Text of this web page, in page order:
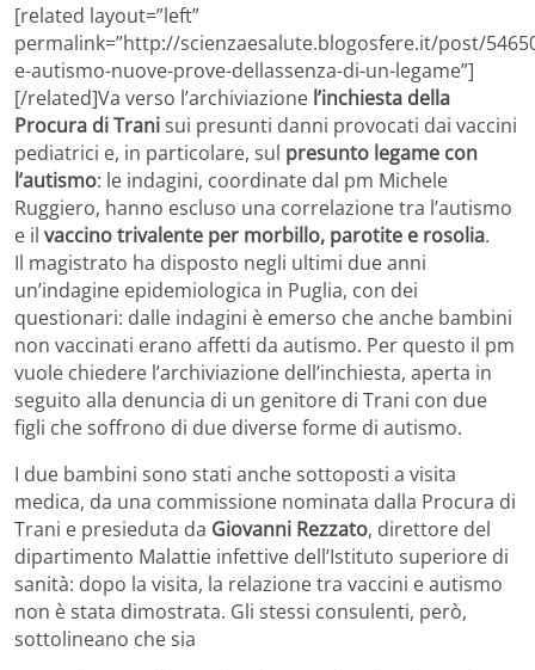
[related layout=”left”
permalink=”http://scienzaesalute.blogosfere.it/post/
e-autismo-nuove-prove-dellassenza-di-un-legame”]
[/related]Va verso l’archiviazione l’inchiesta della
Procura di Tranisui presunti danni provocati dai vaccini
pediatrici e, in particolare, sul presunto legame con
l’autismo: le indagini, coordinate dal pm Michele
Ruggiero, hanno escluso una correlazione tra l’autismo
e il vaccino trivalente per morbillo, parotite e rosolia.
Il magistrato ha disposto negli ultimi due anni
un’indagine epidemiologica in Puglia, con dei
questionari: dalle indagini è emerso che anche bambini
non vaccinati erano affetti da autismo. Per questo il pm
vuole chiedere l’archiviazione dell’inchiesta, aperta in
seguito alla denuncia di un genitore di Trani con due
figli che soffrono di due diverse forme di autismo.
I due bambini sono stati anche sottoposti a visita
medica, da una commissione nominata dalla Procura di
Trani e presieduta da Giovanni Rezzato, direttore del
dipartimento Malattie infettive dell’Istituto superiore di
sanità: dopo la visita, la relazione tra vaccini e autismo
non è stata dimostrata. Gli stessi consulenti, però,
sottolineano che sia